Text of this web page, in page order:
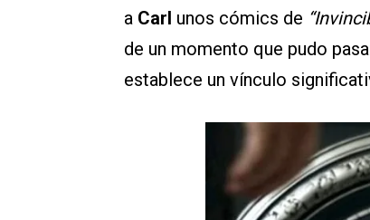
a Carl unos cómics de
de un momento que pudo
establece un vínculo